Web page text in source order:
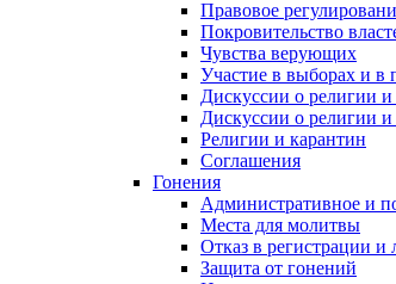
Правовое
Покровительство
Чувства верующих
Участие в выборах и в
Дискуссии о религии и
Дискуссии о религии и
Религии и карантин
Соглашения
Гонения
Административное и
Места для молитвы
Отказ в регистрации
Защита от гонений